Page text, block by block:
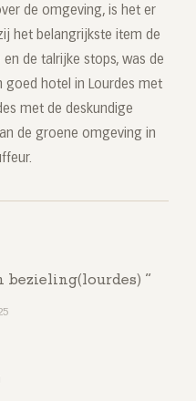
de omgeving, is het er
het belangrijkste item de
de talrijke stops, was de
goed hotel in Lourdes met
met de deskundige
de groene omgeving in
bezieling(lourdes)